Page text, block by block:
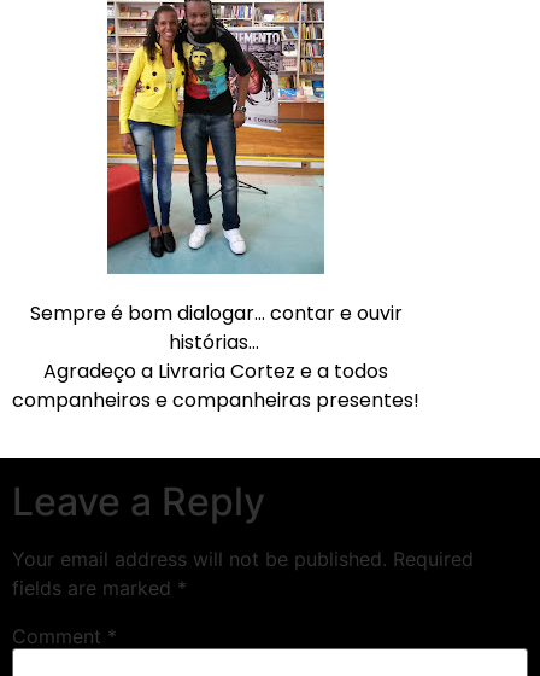
Sempre é bom dialogar… contar e ouvir
histórias…
Agradeço a Livraria Cortez e a todos
companheiros e companheiras presentes!
Leave a Reply
Your email address will not be published. Required
fields are marked *
Comment *